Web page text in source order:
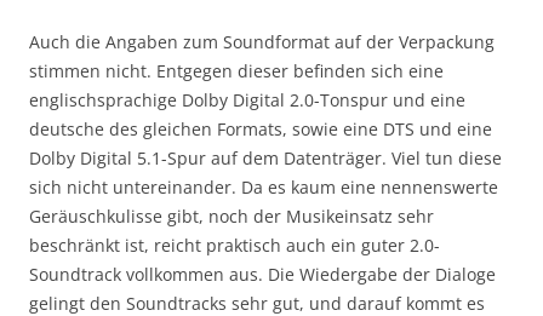
Auch die Angaben zum Soundformat auf der Verpackung
stimmen nicht. Entgegen dieser befinden sich eine
englischsprachige Dolby Digital 2.0-Tonspur und eine
deutsche des gleichen Formats, sowie eine DTS und eine
Dolby Digital 5.1-Spur auf dem Datenträger. Viel tun diese
sich nicht untereinander. Da es kaum eine nennenswerte
Geräuschkulisse gibt, noch der Musikeinsatz sehr
beschränkt ist, reicht praktisch auch ein guter 2.0-
Soundtrack vollkommen aus. Die Wiedergabe der Dialoge
gelingt den Soundtracks sehr gut, und darauf kommt es